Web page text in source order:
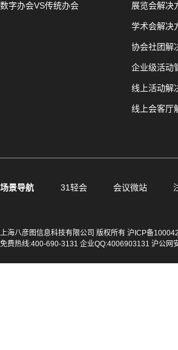
数字办会VS传统办会 展览会解决
学术会解决
协会社团解
企业级活动
线上活动解
线上会客厅
场景导航 31轻会 会议微站
上海八彦图信息科技有限公司 版权所有 沪ICP备
免费热线:400-690-3131 企业QQ:4006903131 沪公网